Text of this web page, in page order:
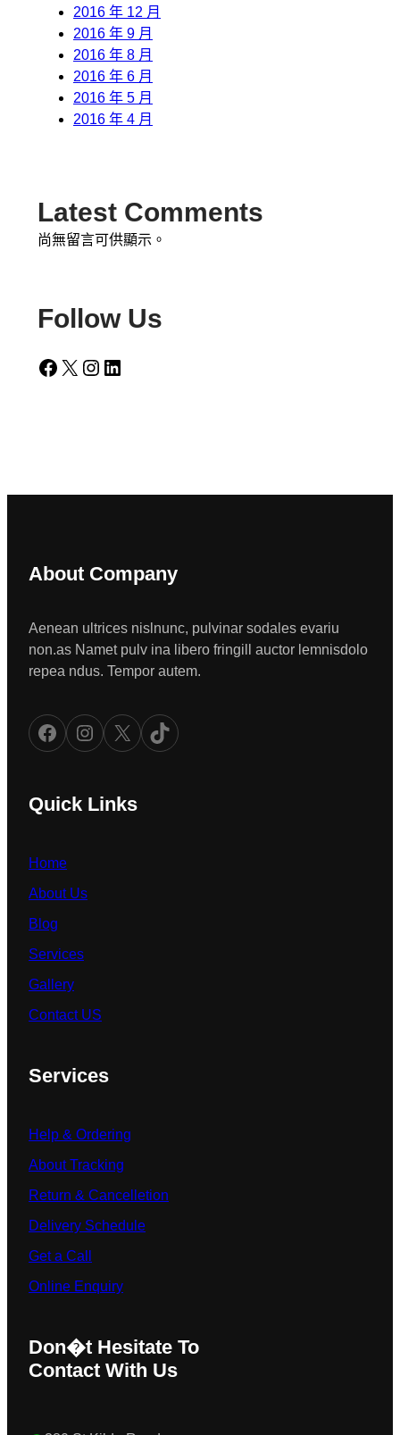
2016 年 12 月
2016 年 9 月
2016 年 8 月
2016 年 6 月
2016 年 5 月
2016 年 4 月
Latest Comments
尚無留言可供顯示。
Follow Us
Facebook X Instagram LinkedIn
About Company
Aenean ultrices nislnunc, pulvinar sodales evariu
non.as Namet pulv ina libero fringill auctor lemnisdolo
repea ndus. Tempor autem.
Facebook Instagram X TikTok
Quick Links
Home
About Us
Blog
Services
Gallery
Contact US
Services
Help & Ordering
About Tracking
Return & Cancelletion
Delivery Schedule
Get a Call
Online Enquiry
Don�t Hesitate To
Contact With Us